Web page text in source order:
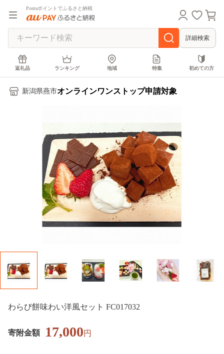
Pontaポイントでふるさと納税
詳細検索
返礼品 ランキング 地域 特集 初めての方
新潟県燕市オンラインワンストップ申請対象
わらび餅味わい洋風セット FC017032
寄附金額 17,000円